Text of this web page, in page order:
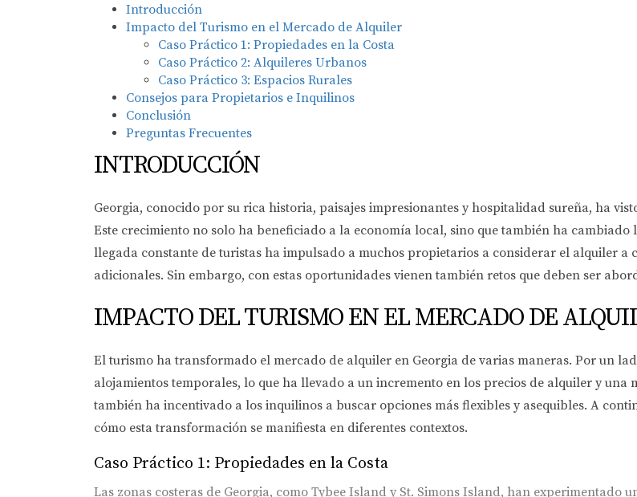
Introducción
Impacto del Turismo en el Mercado de Alquiler
Caso Práctico 1: Propiedades en la Costa
Caso Práctico 2: Alquileres Urbanos
Caso Práctico 3: Espacios Rurales
Consejos para Propietarios e Inquilinos
Conclusión
Preguntas Frecuentes
INTRODUCCIÓN
Georgia, conocido por su rica historia, paisajes impresionantes y hospitalidad sureña, ha
Este crecimiento no solo ha beneficiado a la economía local, sino que también ha
llegada constante de turistas ha impulsado a muchos propietarios a considerar el alquiler
adicionales. Sin embargo, con estas oportunidades vienen también retos que deben ser
IMPACTO DEL TURISMO EN EL MERCADO DE
El turismo ha transformado el mercado de alquiler en Georgia de varias maneras. Por un
alojamientos temporales, lo que ha llevado a un incremento en los precios de alquiler y
también ha incentivado a los inquilinos a buscar opciones más flexibles y asequibles. A
cómo esta transformación se manifiesta en diferentes contextos.
Caso Práctico 1: Propiedades en la Costa
Las zonas costeras de Georgia, como Tybee Island y St. Simons Island, han experimentado